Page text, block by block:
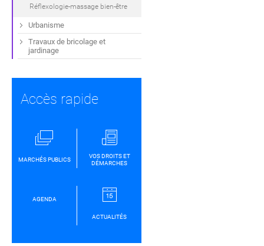
Réflexologie-massage bien-être
Urbanisme
Travaux de bricolage et
jardinage
Accès rapide
MARCHÉS PUBLICS
VOS DROITS ET
DÉMARCHES
AGENDA
ACTUALITÉS